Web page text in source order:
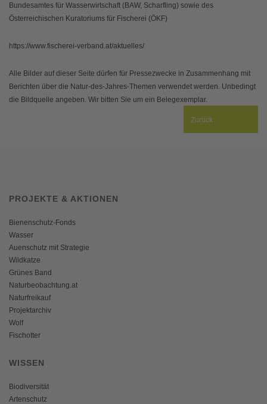
Bundesamtes für Wasserwirtschaft (BAW, Scharfling) sowie des
Österreichischen Kuratoriums für Fischerei (ÖKF)
https://www.fischerei-verband.at/aktuelles/
Alle Bilder auf dieser Seite dürfen für Pressezwecke in Zusammenhang mit
Berichten über die Natur-des-Jahres-Themen verwendet werden. Unbedingt
die Bildquelle angeben. Wir bitten Sie um ein Belegexemplar.
Zurück
PROJEKTE & AKTIONEN
Bienenschutz-Fonds
Wasser
Auenschutz mit Strategie
Wildkatze
Grünes Band
Naturbeobachtung.at
Naturfreikauf
Projektarchiv
Wolf
Fischotter
WISSEN
Biodiversität
Artenschutz